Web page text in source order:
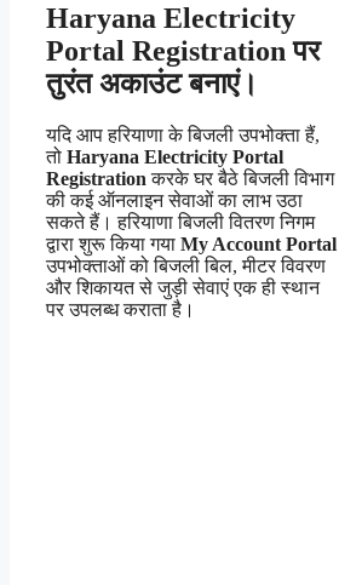
Haryana Electricity
Portal Registration पर
तुरंत अकाउंट बनाएं।
यदि आप हरियाणा के बिजली उपभोक्ता हैं,
तो Haryana Electricity Portal
Registration करके घर बैठे बिजली विभाग
की कई ऑनलाइन सेवाओं का लाभ उठा
सकते हैं। हरियाणा बिजली वितरण निगम
द्वारा शुरू किया गया My Account Portal
उपभोक्ताओं को बिजली बिल, मीटर विवरण
और शिकायत से जुड़ी सेवाएं एक ही स्थान
पर उपलब्ध कराता है।